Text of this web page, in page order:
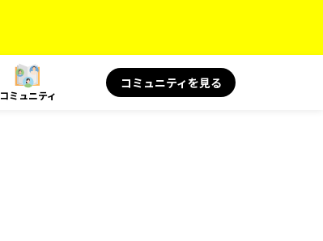
コミュニティ
コミュニティを見る